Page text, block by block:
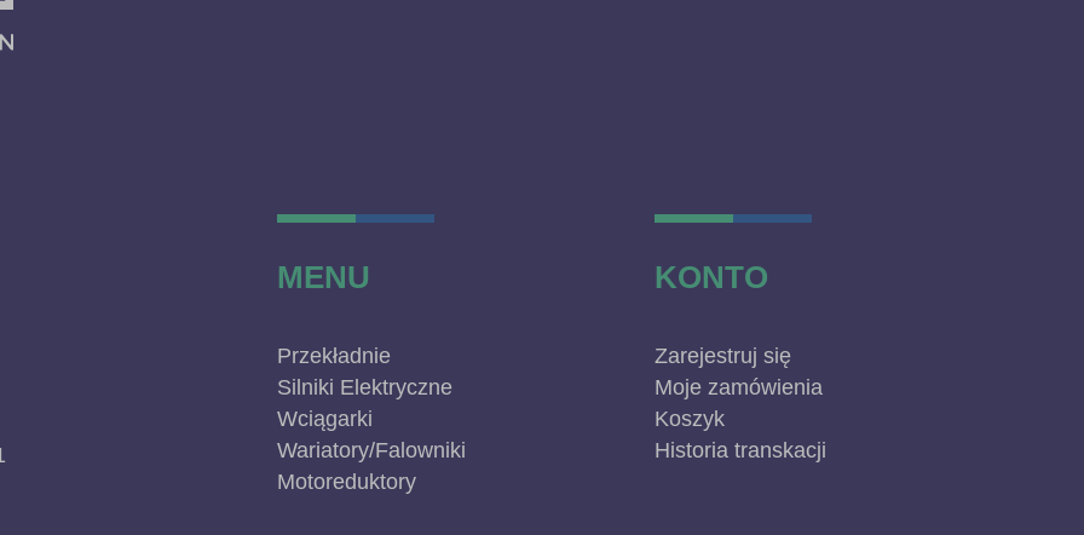
MENU
Przekładnie
Silniki Elektryczne
Wciągarki
Wariatory/Falowniki
Motoreduktory
KONTO
Zarejestruj się
Moje zamówienia
Koszyk
Historia transkacji